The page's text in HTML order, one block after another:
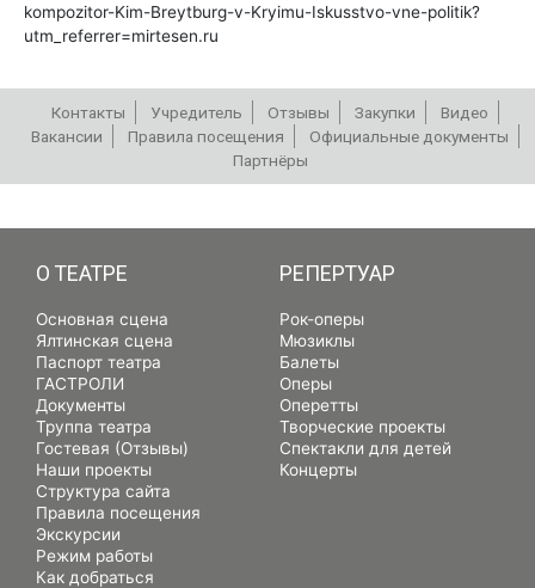
kompozitor-Kim-Breytburg-v-Kryimu-Iskusstvo-vne-politik?
utm_referrer=mirtesen.ru
Контакты Учредитель Отзывы Закупки
Видео
Вакансии
Правила посещения
Официальные документы
Партнёры
О ТЕАТРЕ
Основная сцена
Ялтинская сцена
Паспорт театра
ГАСТРОЛИ
Документы
Труппа театра
Гостевая (Отзывы)
Наши проекты
Структура сайта
Правила посещения
Экскурсии
Режим работы
Как добраться
РЕПЕРТУАР
Рок-оперы
Мюзиклы
Балеты
Оперы
Оперетты
Творческие проекты
Спектакли для детей
Концерты